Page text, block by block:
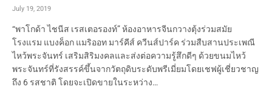
July 19, 2019
“พาโกด้า ไชนีส เรสเตอรองท์” ห้องอาหารจีนกวางตุ้งร่วมสมัย
โรงแรม แบงค็อก แมริออท มาร์คีส์ ควีนส์ปาร์ค ร่วมสืบสานประเพณี
ไหว้พระจันทร์ เสริมสิริมงคลและส่งต่อความรู้สึกดีๆ ด้วยขนมไหว้
พระจันทร์ที่รังสรรค์ขึ้นจากวัตถุดิบระดับพรีเมี่ยมโดยเชฟผู้เชี่ยวชาญ
ถึง 6 รสชาติ โดยจะเปิดขายในระหว่าง…